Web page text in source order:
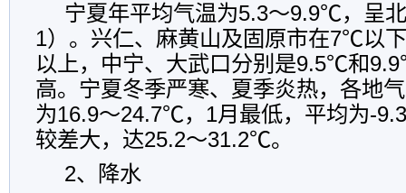
宁夏年平均气温为5.3～9.9℃，呈
1）。兴仁、麻黄山及固原市在7℃以
以上，中宁、大武口分别是9.5℃和
高。宁夏冬季严寒、夏季炎热，各地
为16.9～24.7℃，1月最低，平均为-
较差大，达25.2～31.2℃。
2、降水